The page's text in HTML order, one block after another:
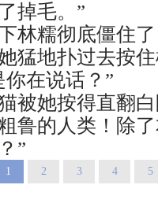
掉毛。”
糯彻底僵住了
猛地扑过去按
你在说话？”
她按得直翻白
鲁的人类！除
”
1 2 3 4 5